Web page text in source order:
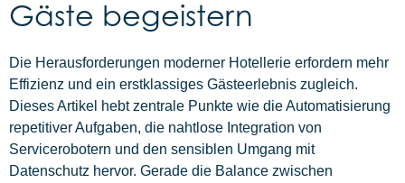
Gäste begeistern
Die Herausforderungen moderner Hotellerie erfordern mehr
Effizienz und ein erstklassiges Gästeerlebnis zugleich.
Dieses Artikel hebt zentrale Punkte wie die Automatisierung
repetitiver Aufgaben, die nahtlose Integration von
Servicerobotern und den sensiblen Umgang mit
Datenschutz hervor. Gerade die Balance zwischen